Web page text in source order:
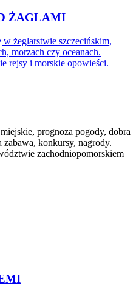
ŻAGLAMI
żeglarstwie szczecińskim,
morzach czy oceanach.
rejsy i morskie opowieści.
prognoza pogody, dobra
konkursy, nagrody.
zachodniopomorskiem